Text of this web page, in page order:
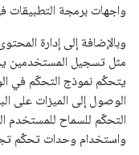
واجهات برمجة التطبيقات
وبالإضافة إلى إدارة
مثل تسجيل المستخدمين
الوصول إلى الميزات على
التحكّم للسماح للمستخدم
واستخدام وحدات تحكّم